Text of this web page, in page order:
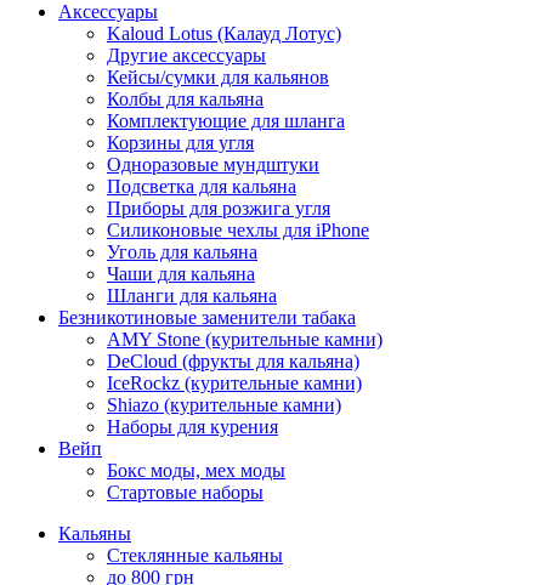
Аксессуары
Kaloud Lotus (Калауд Лотус)
Другие аксессуары
Кейсы/сумки для кальянов
Колбы для кальяна
Комплектующие для шланга
Корзины для угля
Одноразовые мундштуки
Подсветка для кальяна
Приборы для розжига угля
Силиконовые чехлы для iPhone
Уголь для кальяна
Чаши для кальяна
Шланги для кальяна
Безникотиновые заменители табака
AMY Stone (курительные камни)
DeCloud (фрукты для кальяна)
IceRockz (курительные камни)
Shiazo (курительные камни)
Наборы для курения
Вейп
Бокс моды, мех моды
Стартовые наборы
Кальяны
Стеклянные кальяны
до 800 грн